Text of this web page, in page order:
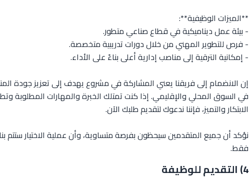
**الميزات الوظيفية**:
- بيئة عمل ديناميكية في قطاع صناعي متطور.
- فرص للتطوير المهني من خلال دورات تدريبية متخصصة.
- إمكانية الترقية إلى مناصب إدارية أعلى بناءً على الأداء.
إن الانضمام إلى فريقنا يعني المشاركة في مشروع يهدف إلى تعزيز جودة
في السوق المحلي والإقليمي. إذا كنت تمتلك الخبرة والمهارات المطلوبة
الابتكار والتميز، فإننا ندعوك لتقديم طلبك الآن.
نؤكد أن جميع المتقدمين سيحظون بفرصة متساوية، وأن عملية الاختيار ستتم
فقط.
4) التقديم للوظيفة